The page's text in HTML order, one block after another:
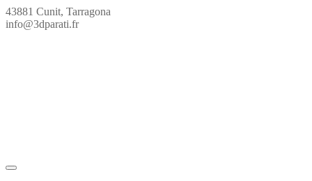
Saltar
para
43881 Cunit, Tarragona
info@3dparati.fr